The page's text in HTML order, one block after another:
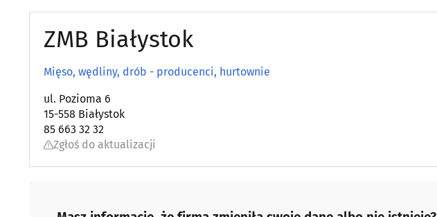
ZMB Białystok
Mięso, wędliny, drób - producenci, hurtownie
ul. Pozioma 6
15-558 Białystok
85 663 32 32
Zgłoś do aktualizacji